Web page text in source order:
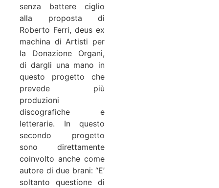
senza battere ciglio
alla proposta di
Roberto Ferri, deus ex
machina di Artisti per
la Donazione Organi,
di dargli una mano in
questo progetto che
prevede più
produzioni
discografiche e
letterarie. In questo
secondo progetto
sono direttamente
coinvolto anche come
autore di due brani: “E’
soltanto questione di